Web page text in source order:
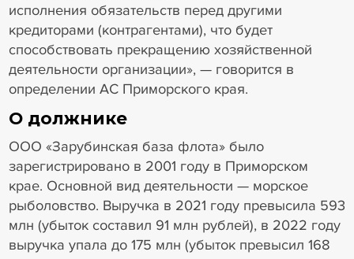
исполнения обязательств перед другими
кредиторами (контрагентами), что будет
способствовать прекращению хозяйственной
деятельности организации», — говорится в
определении АС Приморского края.
О должнике
ООО «Зарубинская база флота» было
зарегистрировано в 2001 году в Приморском
крае. Основной вид деятельности — морское
рыболовство. Выручка в 2021 году превысила 593
млн (убыток составил 91 млн рублей), в 2022 году
выручка упала до 175 млн (убыток превысил 168